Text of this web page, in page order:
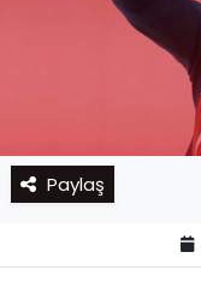
Paylaş